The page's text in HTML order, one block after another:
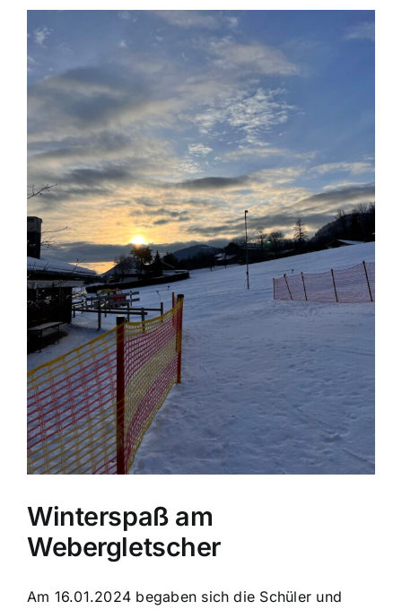
Winterspaß am
Webergletscher
Am 16.01.2024 begaben sich die Schüler und